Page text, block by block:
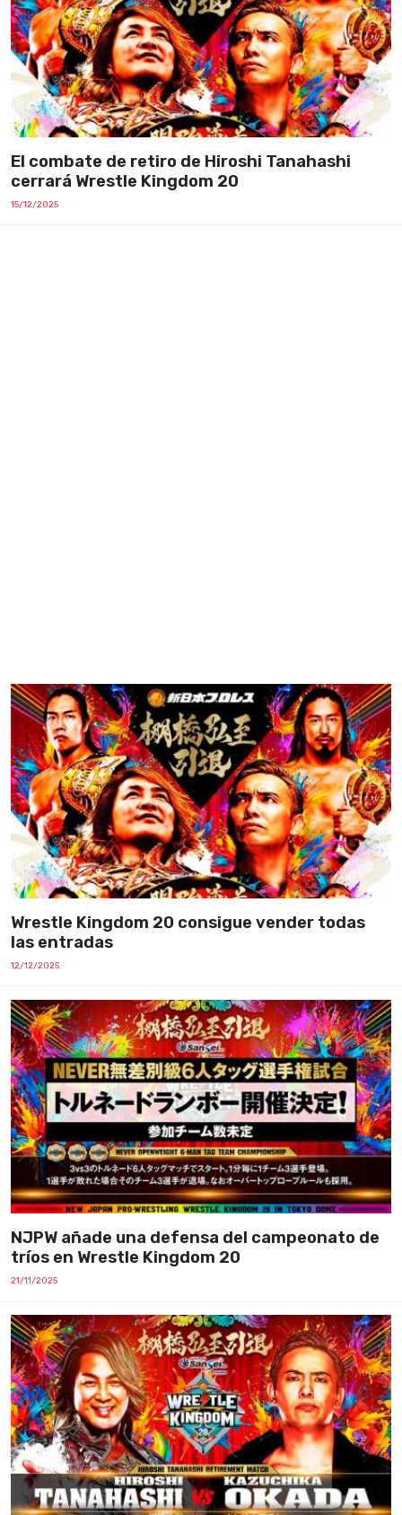
El combate de retiro de Hiroshi Tanahashi
cerrará Wrestle Kingdom 20
15/12/2025
Wrestle Kingdom 20 consigue vender todas
las entradas
12/12/2025
NJPW añade una defensa del campeonato de
tríos en Wrestle Kingdom 20
21/11/2025